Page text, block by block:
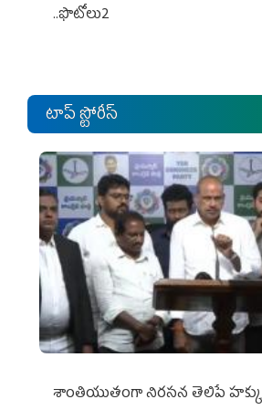
..ఫొటోలు2
టాప్ స్టోరీస్
శాంతియుతంగా నిరసన తెలిపే